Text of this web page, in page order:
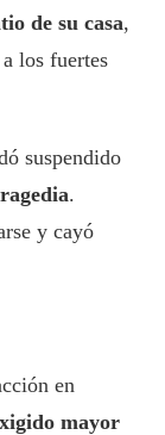
de su casa,
los fuertes
suspendido
.
y cayó
en
mayor